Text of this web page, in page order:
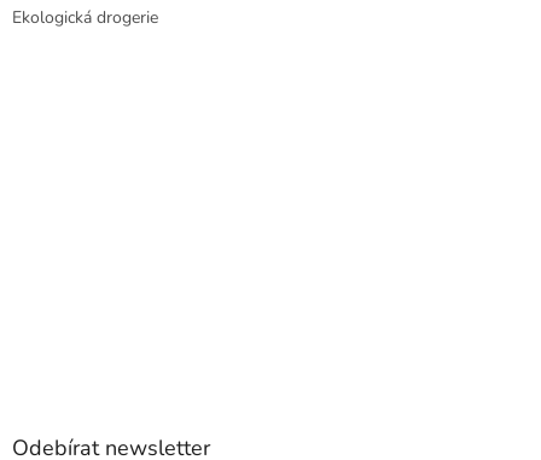
Ekologická drogerie
Odebírat newsletter